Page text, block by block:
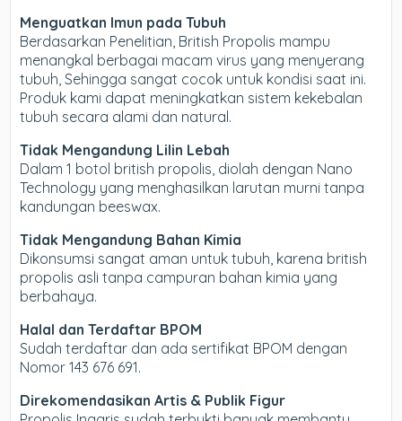
Menguatkan Imun pada Tubuh
Berdasarkan Penelitian, British Propolis mampu
menangkal berbagai macam virus yang menyerang
tubuh, Sehingga sangat cocok untuk kondisi saat ini.
Produk kami dapat meningkatkan sistem kekebalan
tubuh secara alami dan natural.
Tidak Mengandung Lilin Lebah
Dalam 1 botol british propolis, diolah dengan Nano
Technology yang menghasilkan larutan murni tanpa
kandungan beeswax.
Tidak Mengandung Bahan Kimia
Dikonsumsi sangat aman untuk tubuh, karena british
propolis asli tanpa campuran bahan kimia yang
berbahaya.
Halal dan Terdaftar BPOM
Sudah terdaftar dan ada sertifikat BPOM dengan
Nomor 143 676 691.
Direkomendasikan Artis & Publik Figur